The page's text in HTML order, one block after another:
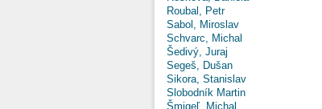
Roubal, Petr
Sabol, Miroslav
Schvarc, Michal
Šedivý, Juraj
Segeš, Dušan
Sikora, Stanislav
Slobodník Martin
Šmigeľ, Michal